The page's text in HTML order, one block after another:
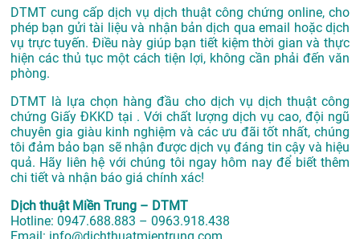
DTMT cung cấp dịch vụ dịch thuật công chứng online, cho
phép bạn gửi tài liệu và nhận bản dịch qua email hoặc dịch
vụ trực tuyến. Điều này giúp bạn tiết kiệm thời gian và thực
hiện các thủ tục một cách tiện lợi, không cần phải đến văn
phòng.
DTMT là lựa chọn hàng đầu cho dịch vụ dịch thuật công
chứng Giấy ĐKKD tại . Với chất lượng dịch vụ cao, đội ngũ
chuyên gia giàu kinh nghiệm và các ưu đãi tốt nhất, chúng
tôi đảm bảo bạn sẽ nhận được dịch vụ đáng tin cậy và hiệu
quả. Hãy liên hệ với chúng tôi ngay hôm nay để biết thêm
chi tiết và nhận báo giá chính xác!
Dịch thuật Miền Trung – DTMT
Hotline: 0947.688.883 – 0963.918.438